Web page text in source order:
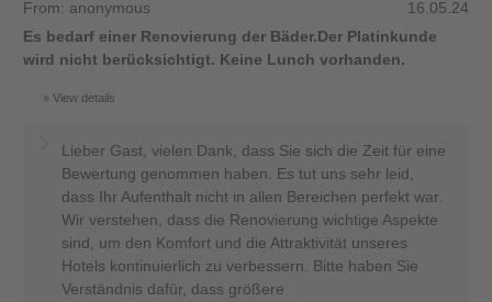
From: anonymous
16.05.24
Es bedarf einer Renovierung der Bäder.Der Platinkunde
wird nicht berücksichtigt. Keine Lunch vorhanden.
View details
Lieber Gast, vielen Dank, dass Sie sich die Zeit für eine
Bewertung genommen haben. Es tut uns sehr leid,
dass Ihr Aufenthalt nicht in allen Bereichen perfekt war.
Wir verstehen, dass die Renovierung wichtige Aspekte
sind, um den Komfort und die Attraktivität unseres
Hotels kontinuierlich zu verbessern. Bitte haben Sie
Verständnis dafür, dass größere